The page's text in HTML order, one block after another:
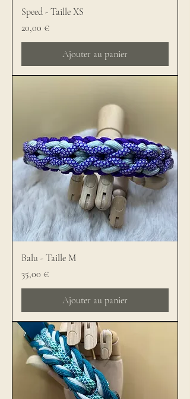
Speed - Taille XS
Prix
20,00 €
Ajouter au panier
Balu - Taille M
Prix
35,00 €
Ajouter au panier